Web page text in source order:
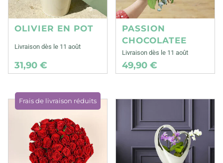
OLIVIER EN POT
Livraison dès le 11 août
31,90 €
PASSION
CHOCOLATEE
Livraison dès le 11 août
49,90 €
Frais de livraison réduits